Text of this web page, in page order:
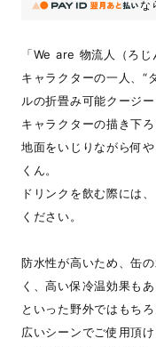
な
「We are 物流人（ろ
キャラクターの一人、“
ルの折畳み可能クージ
キャラクターの描き下
地面をいじりながら何
くん。
ドリンクを飲む際には
ください。
防水性が高いため、缶
く、高い保冷温効果も
といった野外ではもち
広いシーンでご使用頂け